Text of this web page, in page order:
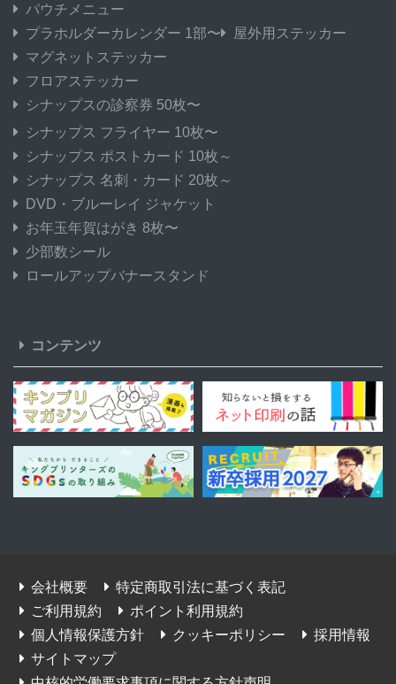
パウチメニュー
プラホルダーカレンダー 1部〜
屋外用ステッカー
マグネットステッカー
フロアステッカー
シナップスの診察券 50枚〜
シナップス フライヤー 10枚〜
シナップス ポストカード 10枚～
シナップス 名刺・カード 20枚～
DVD・ブルーレイ ジャケット
お年玉年賀はがき 8枚〜
少部数シール
ロールアップバナースタンド
コンテンツ
会社概要
特定商取引法に基づく表記
ご利用規約
ポイント利用規約
個人情報保護方針
クッキーポリシー
採用情報
サイトマップ